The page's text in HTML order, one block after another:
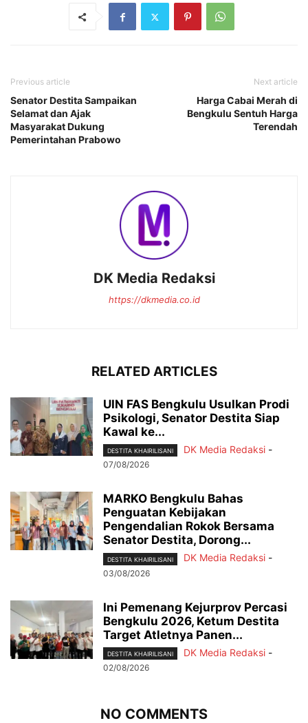
Previous article
Senator Destita Sampaikan
Selamat dan Ajak
Masyarakat Dukung
Pemerintahan Prabowo
Next article
Harga Cabai Merah di
Bengkulu Sentuh Harga
Terendah
DK Media Redaksi
https://dkmedia.co.id
RELATED ARTICLES
UIN FAS Bengkulu Usulkan Prodi
Psikologi, Senator Destita Siap
Kawal ke...
DESTITA KHAIRILISANI DK Media Redaksi -
07/08/2026
MARKO Bengkulu Bahas
Penguatan Kebijakan
Pengendalian Rokok Bersama
Senator Destita, Dorong...
DESTITA KHAIRILISANI DK Media Redaksi -
03/08/2026
Ini Pemenang Kejurprov Percasi
Bengkulu 2026, Ketum Destita
Target Atletnya Panen...
DESTITA KHAIRILISANI DK Media Redaksi -
02/08/2026
NO COMMENTS